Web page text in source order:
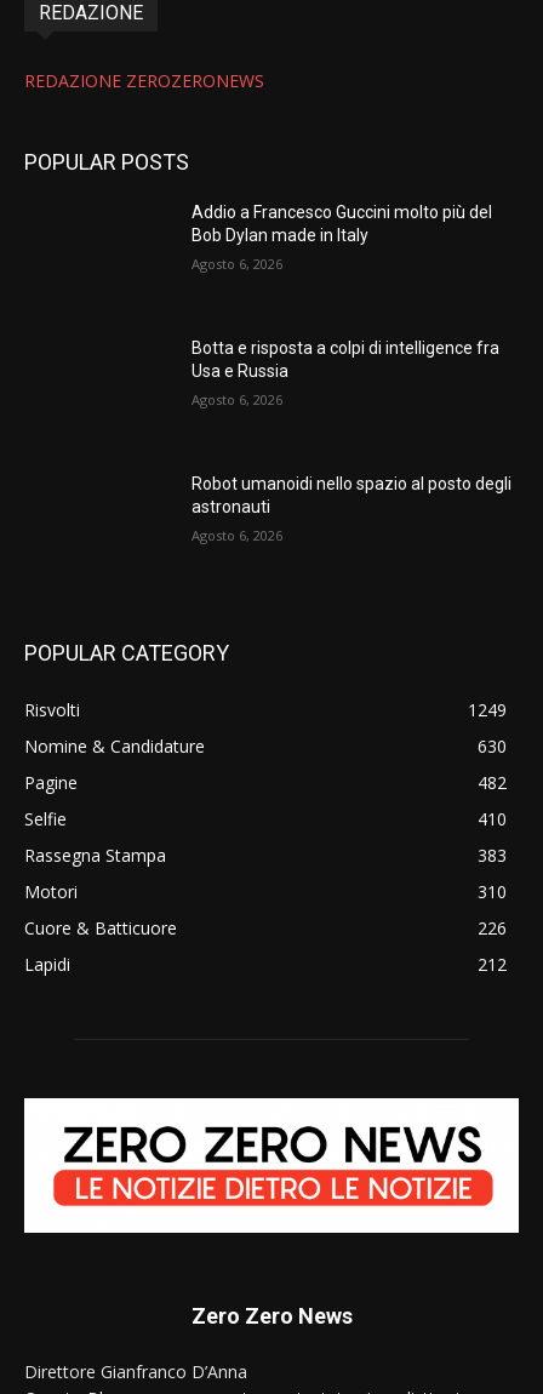
REDAZIONE
REDAZIONE ZEROZERONEWS
POPULAR POSTS
Addio a Francesco Guccini molto più del
Bob Dylan made in Italy
Agosto 6, 2026
Botta e risposta a colpi di intelligence fra
Usa e Russia
Agosto 6, 2026
Robot umanoidi nello spazio al posto degli
astronauti
Agosto 6, 2026
POPULAR CATEGORY
Risvolti
1249
Nomine & Candidature
630
Pagine
482
Selfie
410
Rassegna Stampa
383
Motori
310
Cuore & Batticuore
226
Lapidi
212
Zero Zero News
Direttore Gianfranco D’Anna